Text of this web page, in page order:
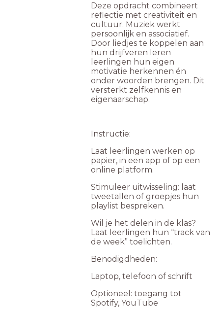
Deze opdracht combineert
reflectie met creativiteit en
cultuur. Muziek werkt
persoonlijk en associatief.
Door liedjes te koppelen aan
hun drijfveren leren
leerlingen hun eigen
motivatie herkennen én
onder woorden brengen. Dit
versterkt zelfkennis en
eigenaarschap.
Instructie:
Laat leerlingen werken op
papier, in een app of op een
online platform.
Stimuleer uitwisseling: laat
tweetallen of groepjes hun
playlist bespreken.
Wil je het delen in de klas?
Laat leerlingen hun “track van
de week” toelichten.
Benodigdheden:
Laptop, telefoon of schrift
Optioneel: toegang tot
Spotify, YouTube